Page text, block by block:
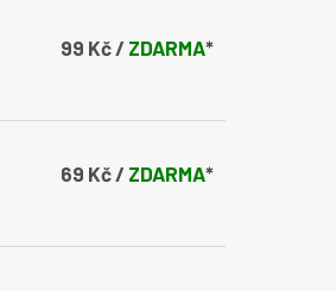
99 Kč / ZDARMA*
69 Kč / ZDARMA*